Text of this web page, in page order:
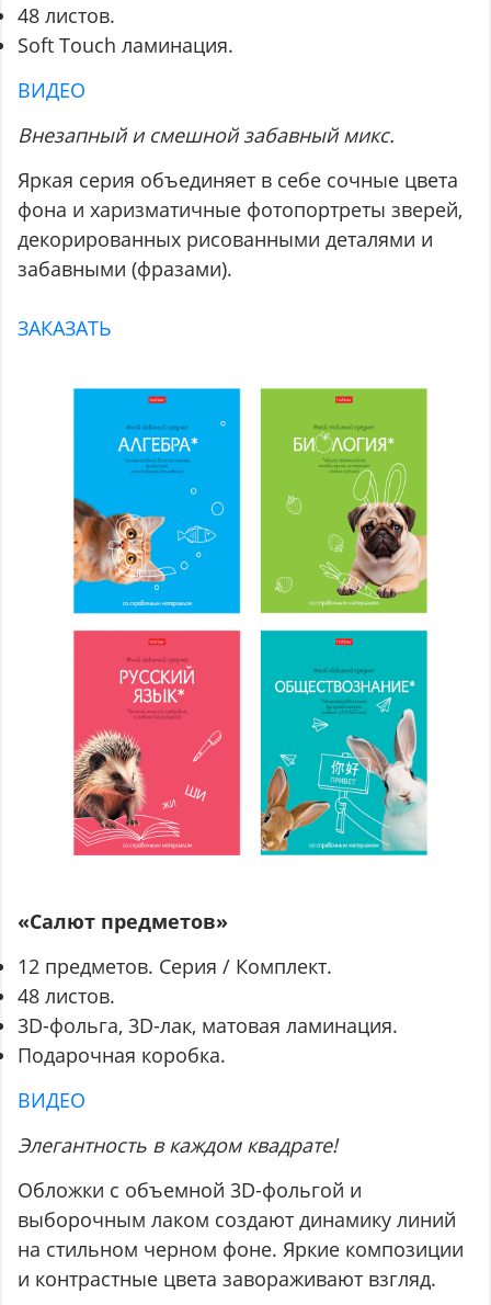
48 листов.
Soft Touch ламинация.
ВИДЕО
Внезапный и смешной забавный микс.
Яркая серия объединяет в себе сочные цвета
фона и харизматичные фотопортреты зверей,
декорированных рисованными деталями и
забавными (фразами).
ЗАКАЗАТЬ
«Салют предметов»
12 предметов. Серия / Комплект.
48 листов.
3D-фольга, 3D-лак, матовая ламинация.
Подарочная коробка.
ВИДЕО
Элегантность в каждом квадрате!
Обложки с объемной 3D-фольгой и
выборочным лаком создают динамику линий
на стильном черном фоне. Яркие композиции
и контрастные цвета завораживают взгляд.